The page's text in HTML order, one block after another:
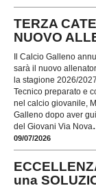
TERZA
NUOVO
Il Calcio Galleno
sarà il nuovo
la stagione 2026/
Tecnico preparato e
nel calcio giovanile,
Galleno dopo aver
del Giovani Via Nova
09/07/2026
una